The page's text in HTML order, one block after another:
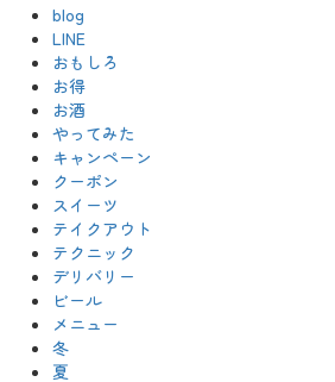
blog
LINE
おもしろ
お得
お酒
やってみた
キャンペーン
クーポン
スイーツ
テイクアウト
テクニック
デリバリー
ビール
メニュー
冬
夏